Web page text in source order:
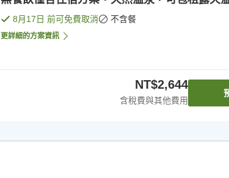
8月17日 前可免費取消 不含餐
更詳細的方案資訊
NT$2,644
含稅費與其他費用